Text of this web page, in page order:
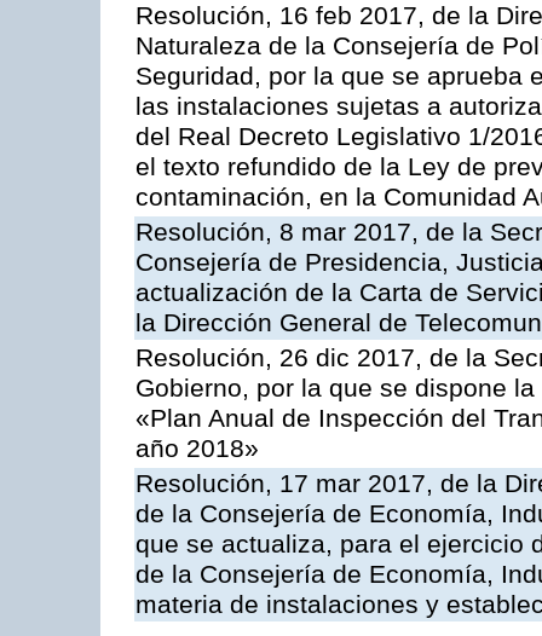
Resolución, 16 feb 2017, de la
Naturaleza de la Consejería de
Seguridad, por la que se aprueba
las instalaciones sujetas a
del Real Decreto Legislativo 1/
el texto refundido de la Ley de
contaminación, en la Comunidad
Resolución, 8 mar 2017, de la
Consejería de Presidencia,
actualización de la Carta de
la Dirección General de
Resolución, 26 dic 2017, de la
Gobierno, por la que se dispone
«Plan Anual de Inspección del
año 2018»
Resolución, 17 mar 2017, de la
de la Consejería de Economía,
que se actualiza, para el ejercicio
de la Consejería de Economía,
materia de instalaciones y